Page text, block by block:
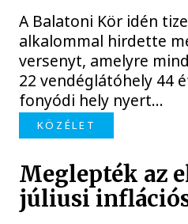
A Balatoni Kör idén
alkalommal hirdette
versenyt, amelyre
22 vendéglátóhely 44
fonyódi hely nyert...
KÖZÉLET
Meglepték az
júliusi